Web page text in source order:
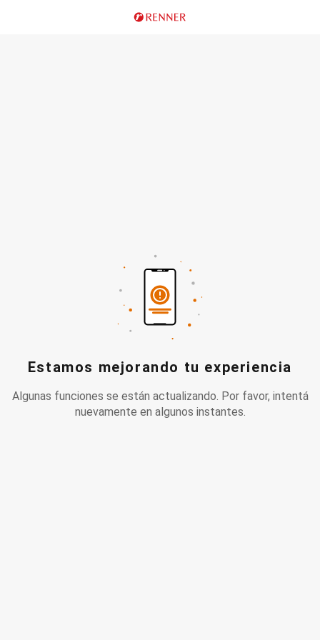
Estamos mejorando tu experiencia
Algunas funciones se están actualizando. Por favor, intentá
nuevamente en algunos instantes.